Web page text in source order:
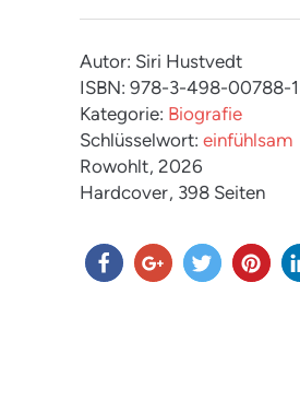
Autor: Siri Hustvedt
ISBN: 978-3-498-00788-1
Kategorie: Biografie
Schlüsselwort: einfühlsam
Rowohlt, 2026
Hardcover, 398 Seiten